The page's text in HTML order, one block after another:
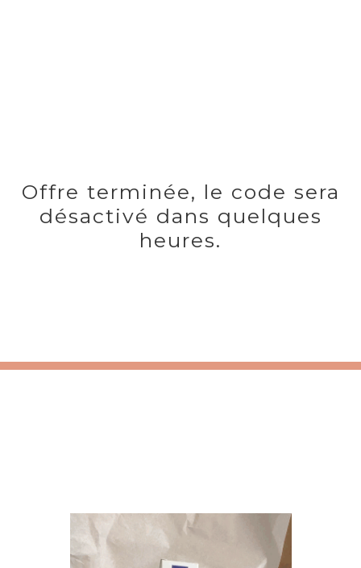
Offre terminée, le code sera
désactivé dans quelques
heures.